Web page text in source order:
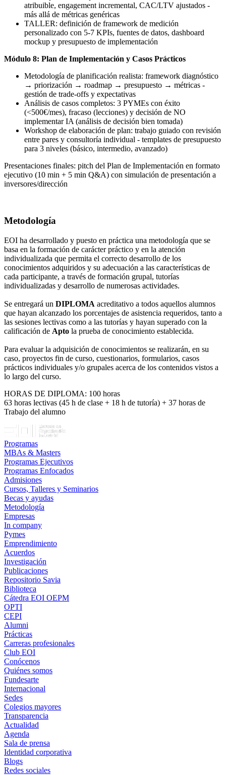
atribuible, engagement incremental, CAC/LTV ajustados -
más allá de métricas genéricas
TALLER: definición de framework de medición
personalizado con 5-7 KPIs, fuentes de datos, dashboard
mockup y presupuesto de implementación
Módulo 8: Plan de Implementación y Casos Prácticos
Metodología de planificación realista: framework diagnóstico
→ priorización → roadmap → presupuesto → métricas -
gestión de trade-offs y expectativas
Análisis de casos completos: 3 PYMEs con éxito
(<500€/mes), fracaso (lecciones) y decisión de NO
implementar IA (análisis de decisión bien tomada)
Workshop de elaboración de plan: trabajo guiado con revisión
entre pares y consultoría individual - templates de presupuesto
para 3 niveles (básico, intermedio, avanzado)
Presentaciones finales: pitch del Plan de Implementación en formato
ejecutivo (10 min + 5 min Q&A) con simulación de presentación a
inversores/dirección
Metodología
EOI ha desarrollado y puesto en práctica una metodología que se
basa en la formación de carácter práctico y en la atención
individualizada que permita el correcto desarrollo de los
conocimientos adquiridos y su adecuación a las características de
cada participante, a través de formación grupal, tutorías
individualizadas y desarrollo de numerosas actividades.
Se entregará un DIPLOMA acreditativo a todos aquellos alumnos
que hayan alcanzado los porcentajes de asistencia requeridos, tanto a
las sesiones lectivas como a las tutorías y hayan superado con la
calificación de Apto la prueba de conocimiento establecida.
Para evaluar la adquisición de conocimientos se realizarán, en su
caso, proyectos fin de curso, cuestionarios, formularios, casos
prácticos individuales y/o grupales acerca de los contenidos vistos a
lo largo del curso.
HORAS DE DIPLOMA: 100 horas
63 horas lectivas (45 h de clase + 18 h de tutoría) + 37 horas de
Trabajo del alumno
Programas
MBAs & Masters
Programas Ejecutivos
Programas Enfocados
Admisiones
Cursos, Talleres y Seminarios
Becas y ayudas
Metodología
Empresas
In company
Pymes
Emprendimiento
Acuerdos
Investigación
Publicaciones
Repositorio Savia
Biblioteca
Cátedra EOI OEPM
OPTI
CEPI
Alumni
Prácticas
Carreras profesionales
Club EOI
Conócenos
Quiénes somos
Fundesarte
Internacional
Sedes
Colegios mayores
Transparencia
Actualidad
Agenda
Sala de prensa
Identidad corporativa
Blogs
Redes sociales